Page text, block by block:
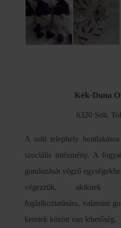
Kék-Duna
6320 Solt,
A solti telephely
szociális intézmény. A
gondozását végző
végezzük, akiknek
foglalkoztatására, valamint
keretek között van lehetőség.